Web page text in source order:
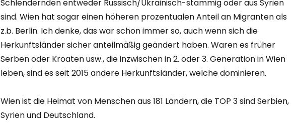
Schlendernden entweder Russisch/Ukrainisch-stämmig oder aus Syrien
sind. Wien hat sogar einen höheren prozentualen Anteil an Migranten als
z.b. Berlin. Ich denke, das war schon immer so, auch wenn sich die
Herkunftsländer sicher anteilmäßig geändert haben. Waren es früher
Serben oder Kroaten usw., die inzwischen in 2. oder 3. Generation in Wien
leben, sind es seit 2015 andere Herkunftsländer, welche dominieren.
Wien ist die Heimat von Menschen aus 181 Ländern, die TOP 3 sind Serbien,
Syrien und Deutschland.